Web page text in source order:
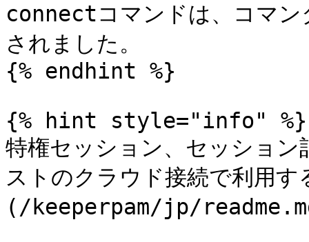
connectコマンドは、コマ
されました。
{% endhint %}
{% hint style="info" %}
特権セッション、セッショ
ストのクラウド接続で利用
(/keeperpam/jp/